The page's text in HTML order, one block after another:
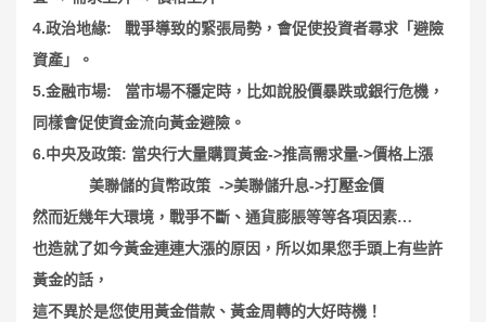
4.政治地緣:
戰爭導致的緊張局勢，會促使投資者尋求「避險
資產」。
5.金融市場:
當市場不穩定時，比如說股價暴跌或銀行危機，
同樣會促使資金流向黃金避險。
6.中央及政策: 當央行大量購買黃金->推高需求量->價格上漲
美聯儲的貨幣政策 ->美聯儲升息->打壓金價
然而近幾年大環境，戰爭不斷、通貨膨脹等等各項因素…
也造就了如今黃金連連大漲的原因，所以如果您手頭上有些許
黃金的話，
這不異於是您使用黃金借款、黃金周轉的大好時機！